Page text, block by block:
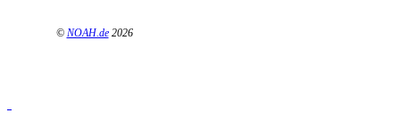
© NOAH.de 2026